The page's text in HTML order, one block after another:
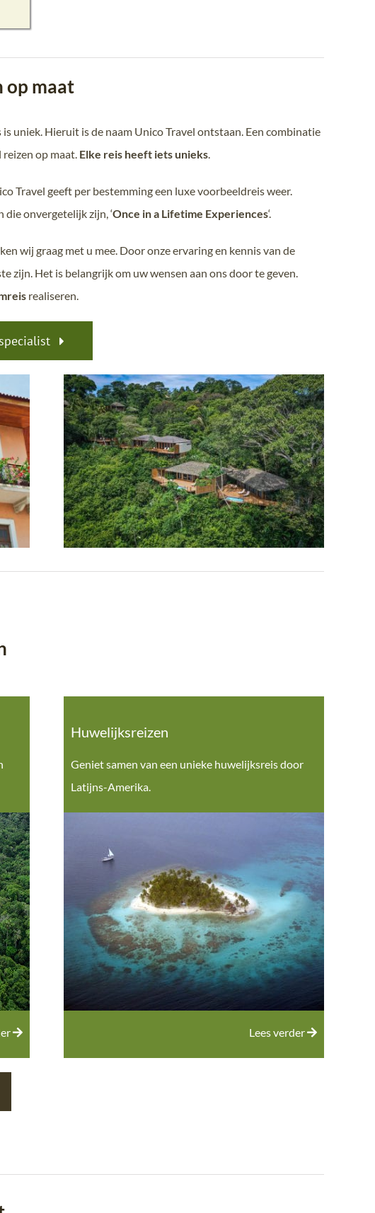
op maat
uniek. Hieruit is de naam Unico Travel ontstaan. Een combinatie
reizen op maat. Elke reis heeft iets unieks.
Travel geeft per bestemming een luxe voorbeeldreis weer.
die onvergetelijk zijn, ‘Once in a Lifetime Experiences‘.
wij graag met u mee. Door onze ervaring en kennis van de
zijn. Het is belangrijk om uw wensen aan ons door te geven.
realiseren.
Huwelijksreizen
Geniet samen van een unieke huwelijksreis door
Latijns-Amerika.
Lees verder